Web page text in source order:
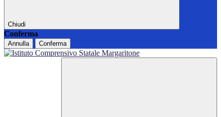
Chiudi
Conferma
Annulla Conferma